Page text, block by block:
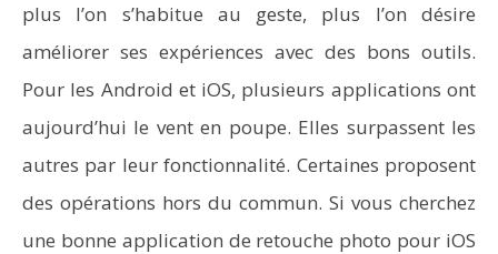
plus l’on s’habitue au geste, plus l’on désire
améliorer ses expériences avec des bons outils.
Pour les Android et iOS, plusieurs applications ont
aujourd’hui le vent en poupe. Elles surpassent les
autres par leur fonctionnalité. Certaines proposent
des opérations hors du commun. Si vous cherchez
une bonne application de retouche photo pour iOS